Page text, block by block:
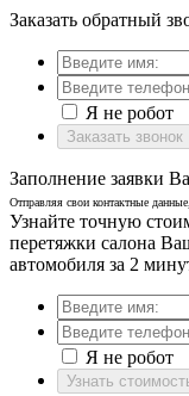
Заказать обратный
Я не робот
Заказать звонок
Заполнение заявки
Отправляя свои контактные
Узнайте точную
перетяжки салона
автомобиля за 2
Я не робот
Узнать